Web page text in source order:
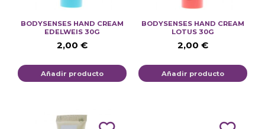
BODYSENSES HAND CREAM
EDELWEIS 30G
2,00 €
Añadir producto
BODYSENSES HAND CREAM
LOTUS 30G
2,00 €
Añadir producto